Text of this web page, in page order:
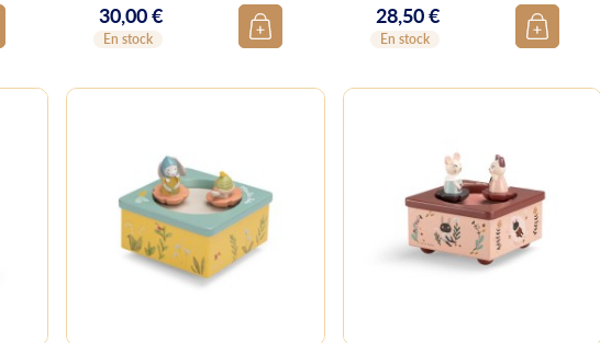
Prix
30,00 €
En stock
Prix
28,50 €
En stock